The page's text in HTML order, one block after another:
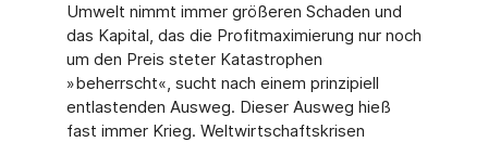
Umwelt nimmt immer größeren Schaden und
das Kapital, das die Profitmaximierung nur noch
um den Preis steter Katastrophen
»beherrscht«, sucht nach einem prinzipiell
entlastenden Ausweg. Dieser Ausweg hieß
fast immer Krieg. Weltwirtschaftskrisen